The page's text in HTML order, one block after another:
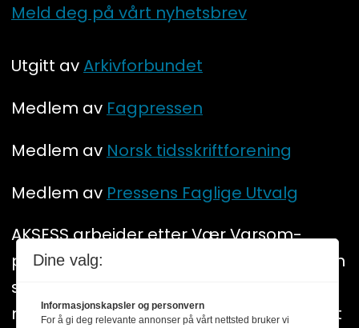
Meld deg på vårt nyhetsbrev
Utgitt avArkivforbundet
Medlem av Fagpressen
Medlem av Norsk tidsskriftforening
Medlem av Pressens Faglige Utvalg
AKSESS arbeider etter Vær Varsom-
plakatens regler for god presseskikk. Den
som mener seg rammet av urettmessig
medieomtale, oppfordres til å ta kontakt
Dine valg:
Informasjonskapsler og personvern
For å gi deg relevante annonser på vårt nettsted bruker vi